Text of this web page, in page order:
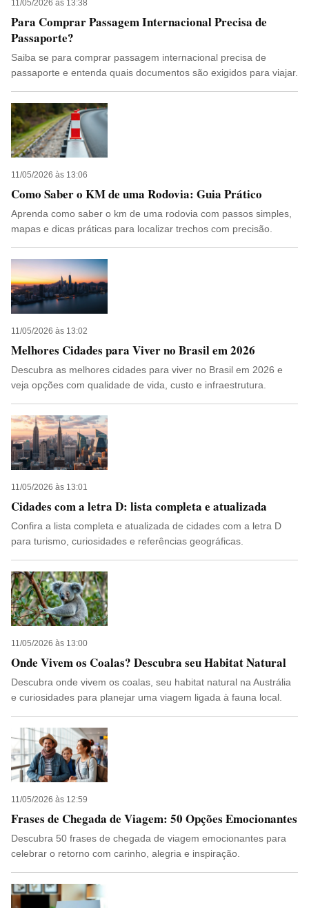
11/05/2026 às 13:38
Para Comprar Passagem Internacional Precisa de
Passaporte?
Saiba se para comprar passagem internacional precisa de
passaporte e entenda quais documentos são exigidos para viajar.
11/05/2026 às 13:06
Como Saber o KM de uma Rodovia: Guia Prático
Aprenda como saber o km de uma rodovia com passos simples,
mapas e dicas práticas para localizar trechos com precisão.
11/05/2026 às 13:02
Melhores Cidades para Viver no Brasil em 2026
Descubra as melhores cidades para viver no Brasil em 2026 e
veja opções com qualidade de vida, custo e infraestrutura.
11/05/2026 às 13:01
Cidades com a letra D: lista completa e atualizada
Confira a lista completa e atualizada de cidades com a letra D
para turismo, curiosidades e referências geográficas.
11/05/2026 às 13:00
Onde Vivem os Coalas? Descubra seu Habitat Natural
Descubra onde vivem os coalas, seu habitat natural na Austrália
e curiosidades para planejar uma viagem ligada à fauna local.
11/05/2026 às 12:59
Frases de Chegada de Viagem: 50 Opções Emocionantes
Descubra 50 frases de chegada de viagem emocionantes para
celebrar o retorno com carinho, alegria e inspiração.